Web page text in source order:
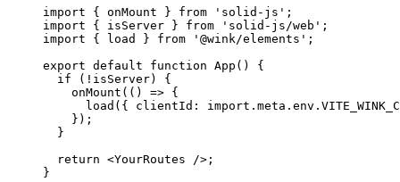
import { onMount } from ' solid-js ' ;
import { isServer } from ' solid-js/web ' ;
import { load } from ' @wink/elements ' ;
export default function App ()
{
if ( ! isServer) {
onMount ( () => {
load ({ clientId: import. meta . env .
});
}
return <YourRoutes /> ;
}